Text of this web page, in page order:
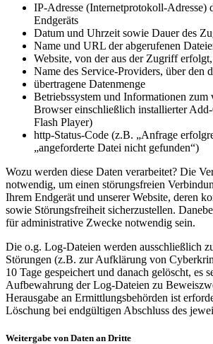
IP-Adresse (Internetprotokoll-Adresse)
Endgeräts
Datum und Uhrzeit sowie Dauer des
Name und URL der abgerufenen
Website, von der aus der Zugriff
Name des Service-Providers, über den
übertragene Datenmenge
Betriebssystem und Informationen zum
Browser einschließlich installierter
Flash Player)
http-Status-Code (z.B. „Anfrage
„angeforderte Datei nicht gefunden“)
Wozu werden diese Daten verarbeitet? Die
notwendig, um einen störungsfreien
Ihrem Endgerät und unserer Website, deren
sowie Störungsfreiheit sicherzustellen.
für administrative Zwecke notwendig sein.
Die o.g. Log-Dateien werden ausschließlich
Störungen (z.B. zur Aufklärung von
10 Tage gespeichert und danach gelöscht, es
Aufbewahrung der Log-Dateien zu
Herausgabe an Ermittlungsbehörden ist
Löschung bei endgültigen Abschluss des
Weitergabe von Daten an Dritte